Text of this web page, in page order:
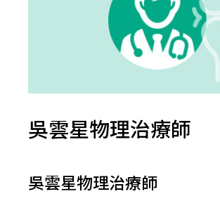
吳雲星物理治療師
吳雲星物理治療師